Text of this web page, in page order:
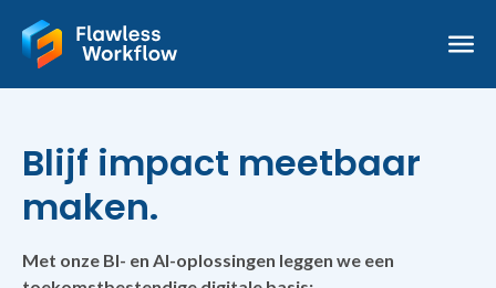
Blijf impact meetbaar
maken.
Met onze BI- en AI-oplossingen leggen we een